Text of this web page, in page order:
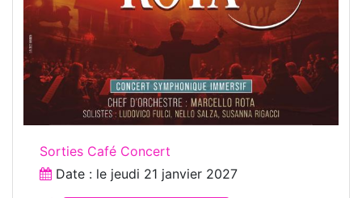
Sorties Café Concert
Date : le jeudi 21 janvier 2027